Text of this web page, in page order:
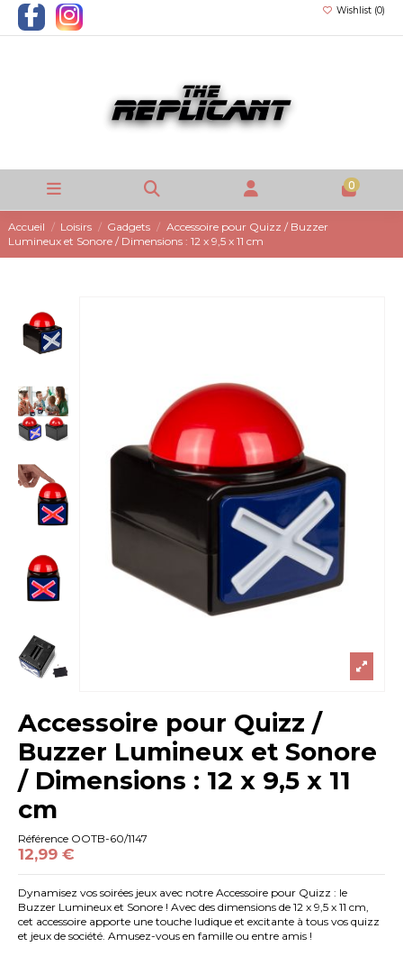
Wishlist (0)
0
Accueil Loisirs Gadgets
Accessoire pour Quizz / Buzzer
Lumineux et Sonore / Dimensions : 12 x 9,5 x 11 cm
Accessoire pour Quizz /
Buzzer Lumineux et Sonore
/ Dimensions : 12 x 9,5 x 11
cm
Référence OOTB-60/1147
12,99 €
Dynamisez vos soirées jeux avec notre Accessoire pour Quizz : le
Buzzer Lumineux et Sonore ! Avec des dimensions de 12 x 9,5 x 11 cm,
cet accessoire apporte une touche ludique et excitante à tous vos quizz
et jeux de société. Amusez-vous en famille ou entre amis !